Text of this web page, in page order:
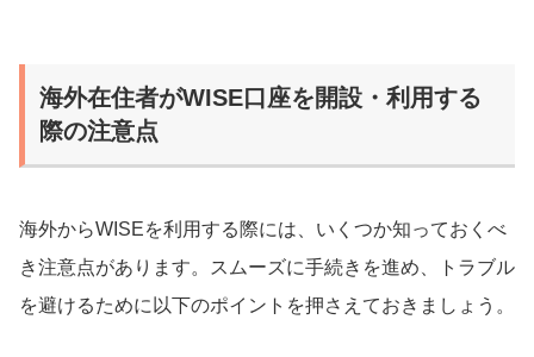
海外在住者がWISE口座を開設・利用する
際の注意点
海外からWISEを利用する際には、いくつか知っておくべ
き注意点があります。スムーズに手続きを進め、トラブル
を避けるために以下のポイントを押さえておきましょう。